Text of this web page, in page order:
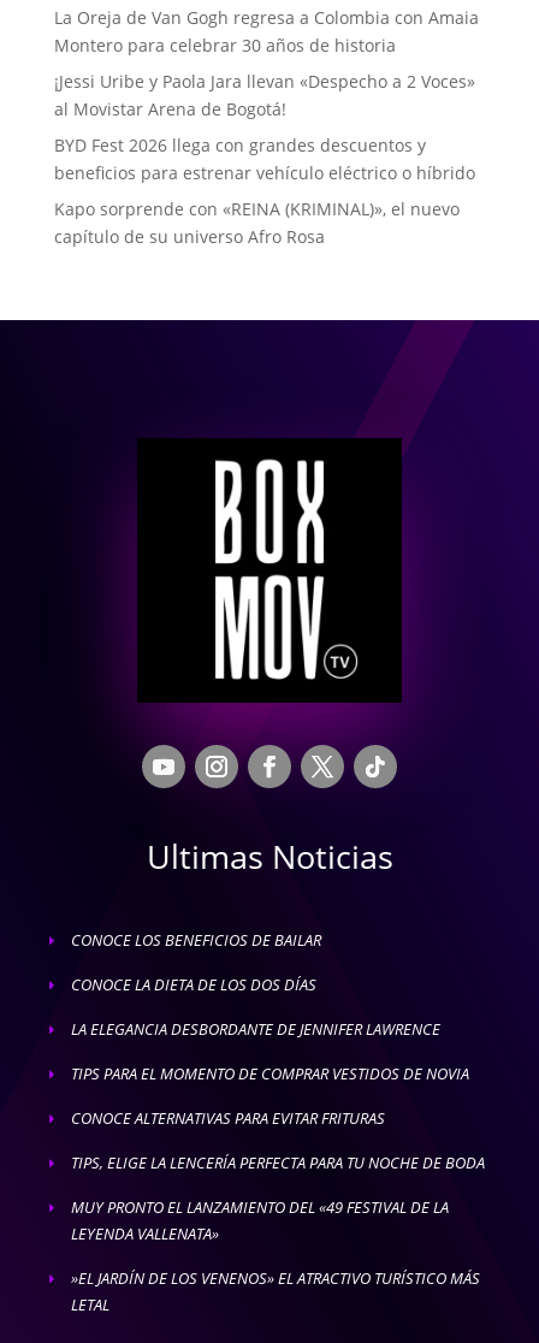
La Oreja de Van Gogh regresa a Colombia con Amaia
Montero para celebrar 30 años de historia
¡Jessi Uribe y Paola Jara llevan «Despecho a 2 Voces»
al Movistar Arena de Bogotá!
BYD Fest 2026 llega con grandes descuentos y
beneficios para estrenar vehículo eléctrico o híbrido
Kapo sorprende con «REINA (KRIMINAL)», el nuevo
capítulo de su universo Afro Rosa
Ultimas Noticias
E CONOCE LOS BENEFICIOS DE BAILAR
E CONOCE LA DIETA DE LOS DOS DÍAS
E LA ELEGANCIA DESBORDANTE DE JENNIFER LAWRENCE
E TIPS PARA EL MOMENTO DE COMPRAR VESTIDOS DE NOVIA
E CONOCE ALTERNATIVAS PARA EVITAR FRITURAS
E TIPS, ELIGE LA LENCERÍA PERFECTA PARA TU NOCHE DE BODA
E
MUY PRONTO EL LANZAMIENTO DEL «49 FESTIVAL DE LA
LEYENDA VALLENATA»
E
»EL JARDÍN DE LOS VENENOS» EL ATRACTIVO TURÍSTICO MÁS
LETAL